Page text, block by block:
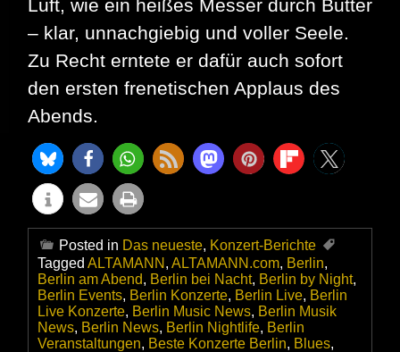
Luft, wie ein heißes Messer durch Butter
– klar, unnachgiebig und voller Seele.
Zu Recht erntete er dafür auch sofort
den ersten frenetischen Applaus des
Abends.
Posted in Das neueste, Konzert-Berichte
Tagged ALTAMANN , ALTAMANN.com, Berlin,
Berlin am Abend, Berlin bei Nacht, Berlin by Night,
Berlin Events, Berlin Konzerte, Berlin Live, Berlin
Live Konzerte, Berlin Music News, Berlin Musik
News, Berlin News, Berlin Nightlife, Berlin
Veranstaltungen, Beste Konzerte Berlin, Blues,